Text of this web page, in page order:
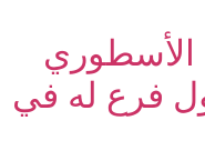
متجر H&H Bagels الأسطوري
فرع له في